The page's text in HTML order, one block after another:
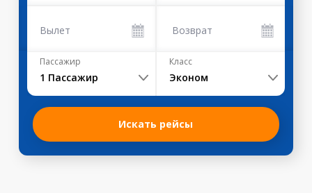
Вылет Возврат
Пассажир
1 Пассажир
Класс
Эконом
Искать рейсы